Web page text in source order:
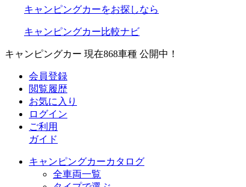
キャンピングカーをお探しなら
キャンピングカー比較ナビ
キャンピングカー 現在868車種 公開中！
会員登録
閲覧履歴
お気に入り
ログイン
ご利用
ガイド
キャンピングカーカタログ
全車両一覧